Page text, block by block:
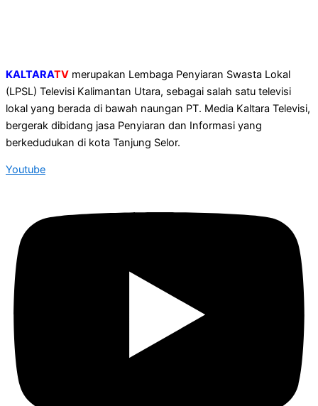
KALTARATV merupakan Lembaga Penyiaran Swasta Lokal
(LPSL) Televisi Kalimantan Utara, sebagai salah satu televisi
lokal yang berada di bawah naungan PT. Media Kaltara Televisi,
bergerak dibidang jasa Penyiaran dan Informasi yang
berkedudukan di kota Tanjung Selor.
Youtube